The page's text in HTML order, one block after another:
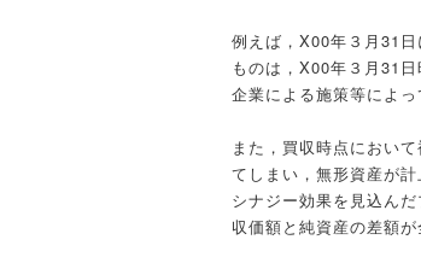
例えば，X00年３月31
ものは，X00年３月31
企業による施策等によ
また，買収時点におい
てしまい，無形資産が
シナジー効果を見込ん
収価額と純資産の差額